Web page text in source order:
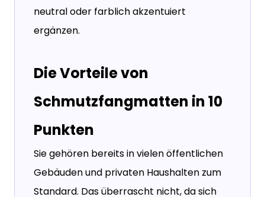
neutral oder farblich akzentuiert
ergänzen.
Die Vorteile von
Schmutzfangmatten in 10
Punkten
Sie gehören bereits in vielen öffentlichen
Gebäuden und privaten Haushalten zum
Standard. Das überrascht nicht, da sich